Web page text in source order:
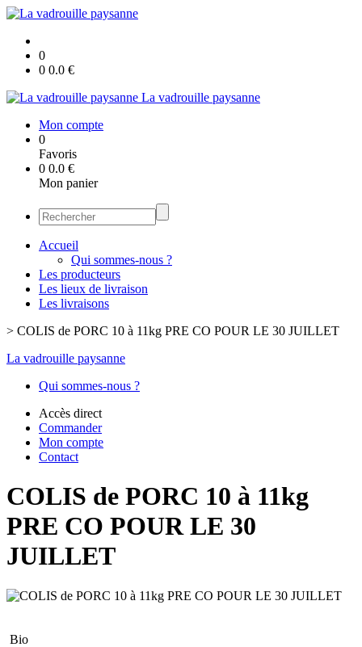
0
0 0.0 €
La vadrouille paysanne
Mon compte
0
Favoris
0 0.0 €
Mon panier
Accueil
Qui sommes-nous ?
Les producteurs
Les lieux de livraison
Les livraisons
> COLIS de PORC 10 à 11kg PRE CO POUR LE 30 JUILLET
La vadrouille paysanne
Qui sommes-nous ?
Accès direct
Commander
Mon compte
Contact
COLIS de PORC 10 à 11kg
PRE CO POUR LE 30
JUILLET
Bio